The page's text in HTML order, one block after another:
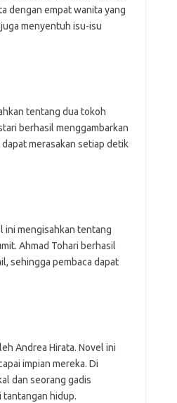
dengan empat wanita yang
menyentuh isu-isu
tentang dua tokoh
berhasil menggambarkan
merasakan setiap detik
ini mengisahkan tentang
Ahmad Tohari berhasil
sehingga pembaca dapat
Andrea Hirata. Novel ini
impian mereka. Di
dan seorang gadis
tantangan hidup.